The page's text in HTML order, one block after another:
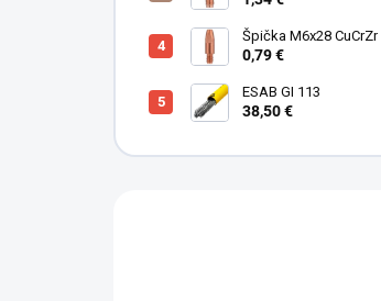
Špička M6x28 CuCrZr
0,79 €
ESAB GI 113
38,50 €